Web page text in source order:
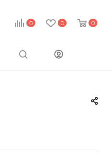
0 0 0